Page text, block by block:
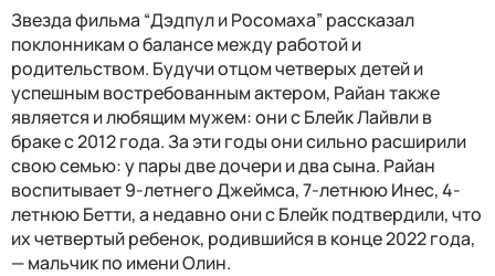
Звезда фильма “Дэдпул и Росомаха” рассказал
поклонникам о балансе между работой и
родительством. Будучи отцом четверых детей и
успешным востребованным актером, Райан также
является и любящим мужем: они с Блейк Лайвли в
браке с 2012 года. За эти годы они сильно расширили
свою семью: у пары две дочери и два сына. Райан
воспитывает 9-летнего Джеймса, 7-летнюю Инес, 4-
летнюю Бетти, а недавно они с Блейк подтвердили, что
их четвертый ребенок, родившийся в конце 2022 года,
— мальчик по имени Олин.